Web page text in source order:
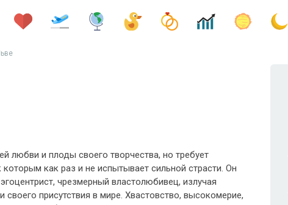
любви и плоды своего творчества, но требует
как раз и не испытывает сильной страсти. Он
чрезмерный властолюбивец, излучая
присутствия в мире. Хвастовство, высокомерие,